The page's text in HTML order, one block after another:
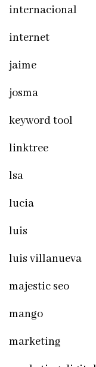
internacional
internet
jaime
josma
keyword tool
linktree
lsa
lucia
luis
luis villanueva
majestic seo
mango
marketing